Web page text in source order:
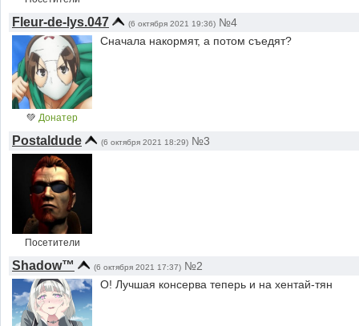
Fleur-de-lys.047 (6 октября 2021 19:36) №4
💚 Донатер
Сначала накормят, а потом съедят?
Postaldude (6 октября 2021 18:29) №3
Посетители
Shadow™ (6 октября 2021 17:37) №2
О! Лучшая консерва теперь и на хентай-тян